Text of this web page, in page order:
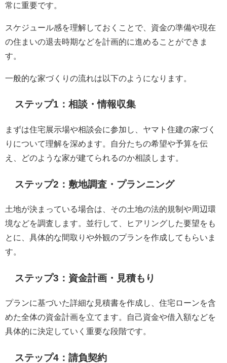
常に重要です。
スケジュール感を理解しておくことで、資金の準備や現在
の住まいの退去時期などを計画的に進めることができま
す。
一般的な家づくりの流れは以下のようになります。
ステップ1：相談・情報収集
まずは住宅展示場や相談会に参加し、ヤマト住建の家づく
りについて理解を深めます。自分たちの希望や予算を伝
え、どのような家が建てられるのか相談します。
ステップ2：敷地調査・プランニング
土地が決まっている場合は、その土地の法的規制や周辺環
境などを調査します。並行して、ヒアリングした要望をも
とに、具体的な間取りや外観のプランを作成してもらいま
す。
ステップ3：資金計画・見積もり
プランに基づいた詳細な見積書を作成し、住宅ローンを含
めた全体の資金計画を立てます。自己資金や借入額などを
具体的に決定していく重要な段階です。
ステップ4：請負契約